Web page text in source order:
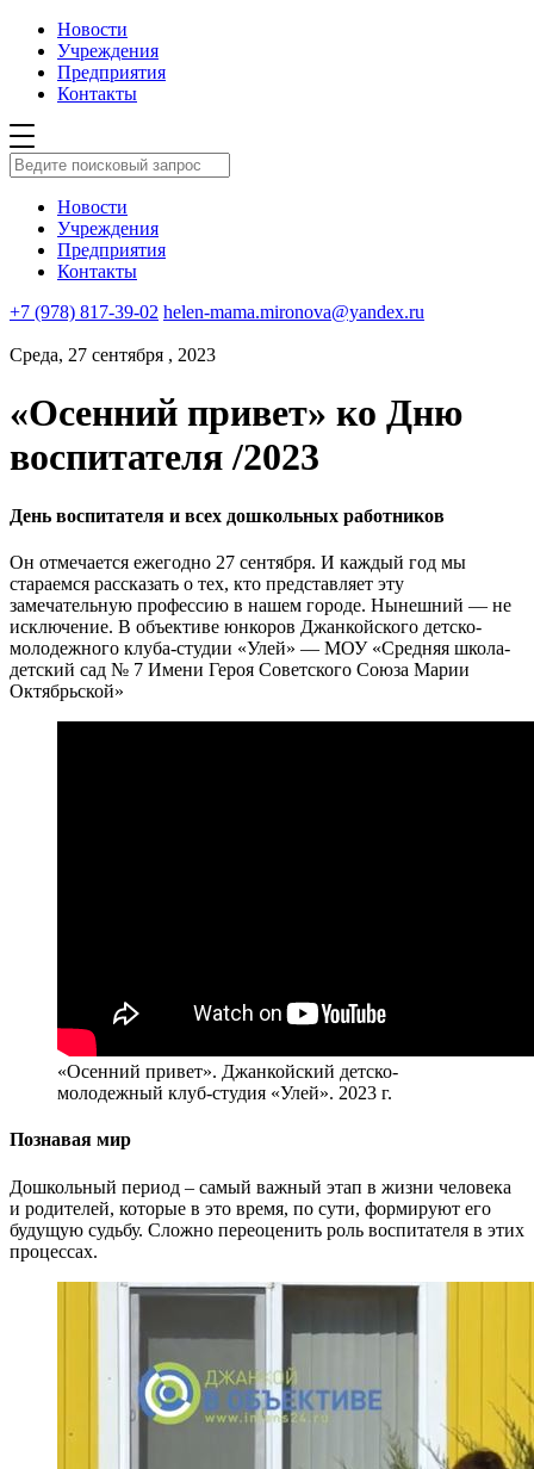
Новости
Учреждения
Предприятия
Контакты
Новости
Учреждения
Предприятия
Контакты
+7 (978) 817-39-02 helen-mama.mironova@yandex.ru
Среда, 27 сентября , 2023
«Осенний привет» ко Дню
воспитателя /2023
День воспитателя и всех дошкольных работников
Он отмечается ежегодно 27 сентября. И каждый год мы
стараемся рассказать о тех, кто представляет эту
замечательную профессию в нашем городе. Нынешний — не
исключение. В объективе юнкоров Джанкойского детско-
молодежного клуба-студии «Улей» — МОУ «Средняя школа-
детский сад № 7 Имени Героя Советского Союза Марии
Октябрьской»
«Осенний привет». Джанкойский детско-
молодежный клуб-студия «Улей». 2023 г.
Познавая мир
Дошкольный период – самый важный этап в жизни человека
и родителей, которые в это время, по сути, формируют его
будущую судьбу. Сложно переоценить роль воспитателя в этих
процессах.